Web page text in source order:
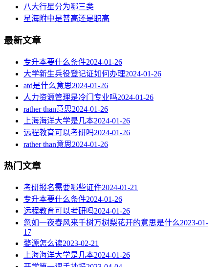
八大行星分为哪三类
星海附中是普高还是职高
最新文章
专升本要什么条件2024-01-26
大学新生兵役登记证如何办理2024-01-26
atd是什么意思2024-01-26
人力资源管理是冷门专业吗2024-01-26
rather than意思2024-01-26
上海海洋大学是几本2024-01-26
远程教育可以考研吗2024-01-26
rather than意思2024-01-26
热门文章
考研报名需要哪些证件2024-01-21
专升本要什么条件2024-01-26
远程教育可以考研吗2024-01-26
忽如一夜春风来千树万树梨花开的意思是什么2023-01-
17
婺源怎么读2023-02-21
上海海洋大学是几本2024-01-26